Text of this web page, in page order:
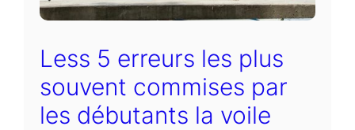
Less 5 erreurs les plus
souvent commises par
les débutants la voile